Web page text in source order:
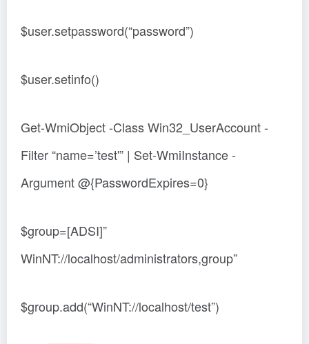
$user.setpassword(“password”)
$user.setinfo()
Get-WmiObject -Class Win32_UserAccount -
Filter “name=’test'” | Set-WmiInstance -
Argument @{PasswordExpires=0}
$group=[ADSI]”
WinNT://localhost/administrators,group”
$group.add(“WinNT://localhost/test”)